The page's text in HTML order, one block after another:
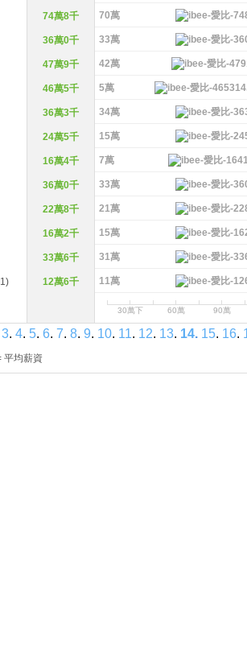
74萬8千 70萬
36萬0千 33萬
47萬9千 42萬
46萬5千 5萬
36萬3千 34萬
24萬5千 15萬
16萬4千 7萬
36萬0千 33萬
22萬8千 21萬
16萬2千 15萬
33萬6千 31萬
12萬6千 11萬
30萬下 60萬 90萬
3. 4. 5. 6. 7. 8. 9. 10. 11. 12. 13. 14. 15. 16.
平均薪資